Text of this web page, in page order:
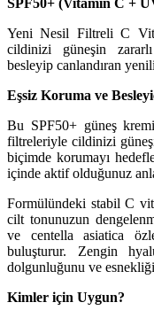
Yeni Nesil Filtreli C
cildinizi güneşin zararlı
besleyip canlandıran
Eşsiz Koruma ve
Bu SPF50+ güneş
filtreleriyle cildinizi
biçimde korumayı
içinde aktif olduğunuz
Formülündeki stabil C
cilt tonunuzun
ve centella asiatica
buluşturur. Zengin
dolgunluğunu ve
Kimler için Uygun?